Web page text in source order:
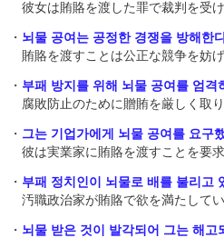
彼女は賄賂を渡した罪で裁判を受け
・ 뇌물 공여는 공정한 경쟁을 방해한
賄賂を渡すことは公正な競争を妨げ
・ 부패 방지를 위해 뇌물 공여를 엄격
腐敗防止のために贈賄を厳しく取
・ 그는 기업가에게 뇌물 공여를 요구
彼は実業家に賄賂を渡すことを要求
・ 부패 정치인이 뇌물로 배를 불리고
汚職政治家が賄賂で欲を満たしてい
・ 뇌물 받은 것이 발각되어 그는 해고